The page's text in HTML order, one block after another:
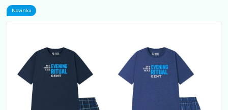
Novinka